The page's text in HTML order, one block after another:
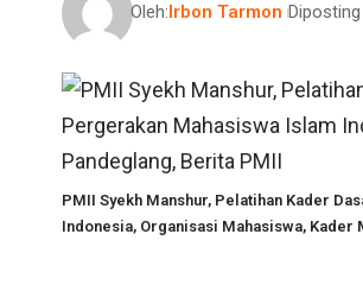
Oleh:Irbon Tarmon
PMII Syekh Manshur, Pelatihan Kader
Indonesia, Organisasi Mahasiswa,